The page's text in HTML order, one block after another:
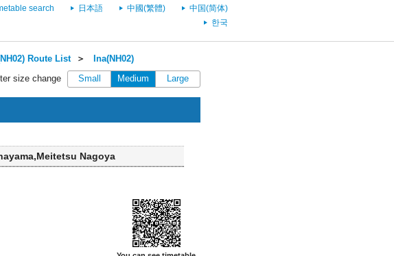
search 日本語 中國(繁體)
中国(简体)
한국
Route List＞ Ina(NH02)
size change Small Medium Large
Nagoya